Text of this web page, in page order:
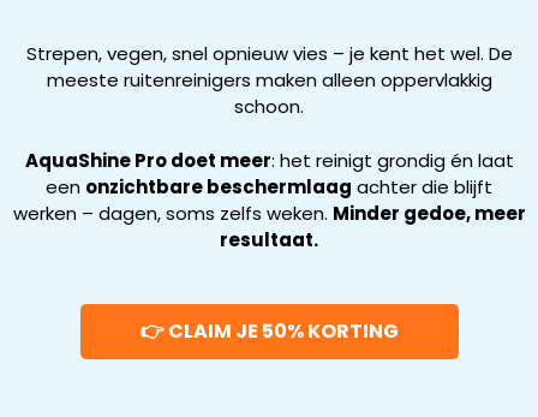
Strepen, vegen, snel opnieuw vies – je kent het wel. De
meeste ruitenreinigers maken alleen oppervlakkig
schoon.
AquaShine Pro doet meer: het reinigt grondig én laat
een onzichtbare beschermlaag achter die blijft
werken – dagen, soms zelfs weken. Minder gedoe, meer
resultaat.
👉 CLAIM JE 50% KORTING